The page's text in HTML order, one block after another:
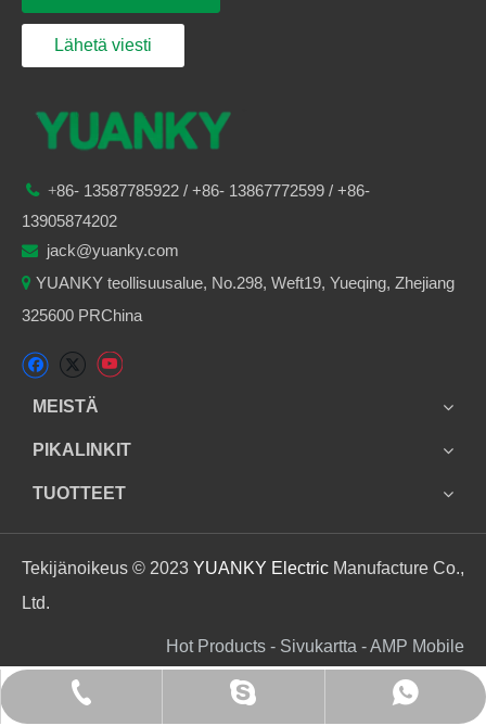
Lähetä viesti
 +86- 13587785922 / +86- 13867772599 / +86-
13905874202
 jack@yuanky.com
 YUANKY teollisuusalue, No.298, Weft19, Yueqing, Zhejiang
325600 PRChina
MEISTÄ
PIKALINKIT
TUOTTEET
+86 13905874202
jack_yuanky
+86 13905874202
Tekijänoikeus © 2023 YUANKY Electric Manufacture Co.,
Ltd.
Hot Products - Sivukartta - AMP Mobile